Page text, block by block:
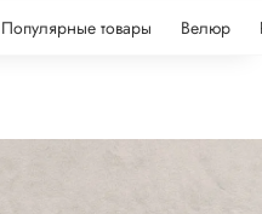
Популярные товары Велюр